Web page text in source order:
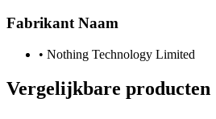
Fabrikant Naam
• Nothing Technology Limited
Vergelijkbare producten